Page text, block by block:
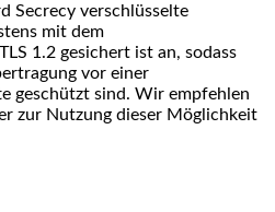
Secrecy verschlüsselte
mit dem
1.2 gesichert ist an, sodass
vor einer
geschützt sind. Wir empfehlen
zur Nutzung dieser Möglichkeit